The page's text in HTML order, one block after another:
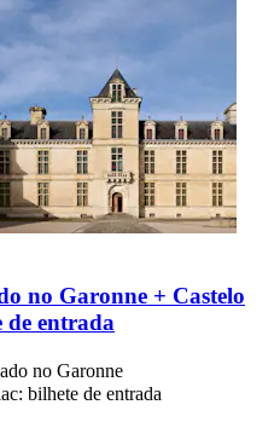
no Garonne + Castelo
de entrada
no Garonne
bilhete de entrada